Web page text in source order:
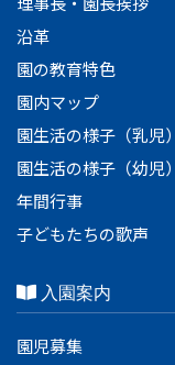
沿革
園の教育特色
園内マップ
園生活の様子（乳児）
園生活の様子（幼児）
年間行事
子どもたちの歌声
入園案内
園児募集